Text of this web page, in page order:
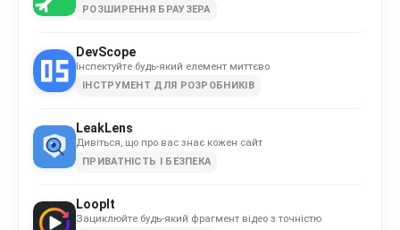
РОЗШИРЕННЯ БРАУЗЕРА
DevScope
Інспектуйте будь-який елемент миттєво
ІНСТРУМЕНТ ДЛЯ РОЗРОБНИКІВ
LeakLens
Дивіться, що про вас знає кожен сайт
ПРИВАТНІСТЬ І БЕЗПЕКА
LoopIt
Зациклюйте будь-який фрагмент відео з точністю